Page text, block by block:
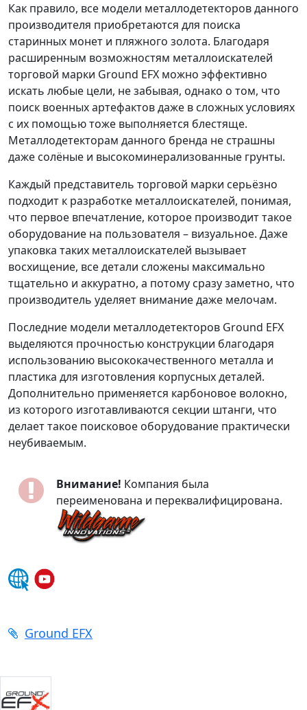
Как правило, все модели металлодетекторов данного
производителя приобретаются для поиска
старинных монет и пляжного золота. Благодаря
расширенным возможностям металлоискателей
торговой марки Ground EFX можно эффективно
искать любые цели, не забывая, однако о том, что
поиск военных артефактов даже в сложных условиях
с их помощью тоже выполняется блестяще.
Металлодетекторам данного бренда не страшны
даже солёные и высокоминерализованные грунты.
Каждый представитель торговой марки серьёзно
подходит к разработке металлоискателей, понимая,
что первое впечатление, которое производит такое
оборудование на пользователя – визуальное. Даже
упаковка таких металлоискателей вызывает
восхищение, все детали сложены максимально
тщательно и аккуратно, а потому сразу заметно, что
производитель уделяет внимание даже мелочам.
Последние модели металлодетекторов Ground EFX
выделяются прочностью конструкции благодаря
использованию высококачественного металла и
пластика для изготовления корпусных деталей.
Дополнительно применяется карбоновое волокно,
из которого изготавливаются секции штанги, что
делает такое поисковое оборудование практически
неубиваемым.
Внимание! Компания была
переименована и переквалифицирована.
Ground EFX